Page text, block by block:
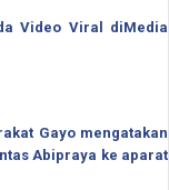
Video Viral diMedia
Gayo mengatakan
Abipraya ke aparat